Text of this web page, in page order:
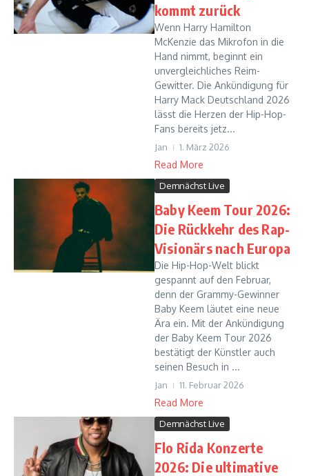
kommt zurück
Wenn Harry Hamilton
McKenzie das Mikrofon in die
Hand nimmt, beginnt ein
unvergleichliches Reim-
Gewitter. Die Ankündigung für
Harry Mack Deutschland 2026
lässt die Herzen der Hip-Hop-
Fans bereits jetz...
Jan 1. März 2026
Read More
Demnächst Live
Baby Keem Tour 2026:
Die Rückkehr des Rap-
Visionärs nach Europa
Die Hip-Hop-Welt blickt
gespannt auf den Februar,
denn der Grammy-Gewinner
Baby Keem läutet eine neue
Ära ein. Mit der Ankündigung
der Baby Keem Tour 2026
bestätigt der Künstler auch
seinen Besuch in ...
Jan 11. Februar 2026
Read More
Demnächst Live
Flo Rida Konzerte
2026: Die ultimative